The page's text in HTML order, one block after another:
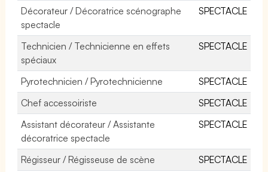
Décorateur / Décoratrice scénographe
spectacle
SPECTACLE
Technicien / Technicienne en effets
spéciaux
SPECTACLE
Pyrotechnicien / Pyrotechnicienne
SPECTACLE
Chef accessoiriste
SPECTACLE
Assistant décorateur / Assistante
décoratrice spectacle
SPECTACLE
Régisseur / Régisseuse de scène
SPECTACLE